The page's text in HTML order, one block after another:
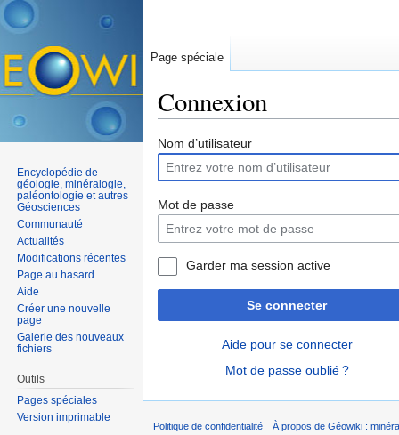
Connexion
Nom d’utilisateur
Mot de passe
Garder ma session active
Se connecter
Aide pour se connecter
Mot de passe oublié ?
Page spéciale
Encyclopédie de
géologie, minéralogie,
paléontologie et autres
Géosciences
Communauté
Actualités
Modifications récentes
Page au hasard
Aide
Créer une nouvelle
page
Galerie des nouveaux
fichiers
Outils
Pages spéciales
Version imprimable
Politique de confidentialité À propos de Géowiki :